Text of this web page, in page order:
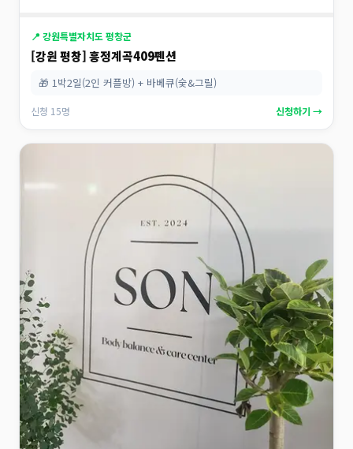
📍 강원특별자치도 평창군
[강원 평창] 흥정계곡409펜션
🎁 1박2일(2인 커플방) + 바베큐(숯&그릴)
신청 15명 신청하기 →